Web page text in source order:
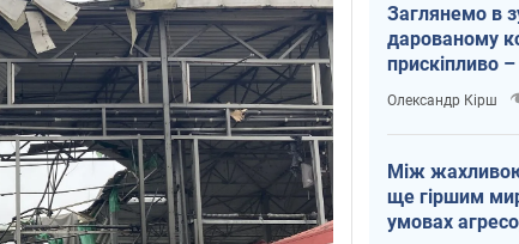
Заглянемо в
дарованому
прискіпливо
допомогу
Олександр Кірш
Між
ще гіршим
умовах